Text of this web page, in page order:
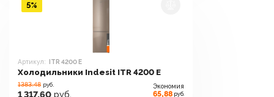
Артикул: ITR 4200 E
Холодильники Indesit ITR 4200 E
1383.48 руб.
1 317,60 руб.
Экономия
65,88 руб.
5%